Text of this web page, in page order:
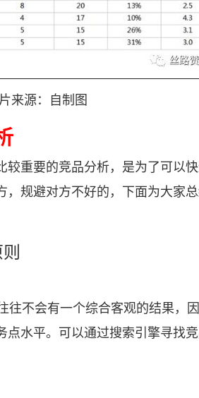
源：自制图
要的竞品分析，是为了可以快
规避对方不好的，下面为大家
会有一个综合客观的结果，
水平。可以通过搜索引擎寻找竞